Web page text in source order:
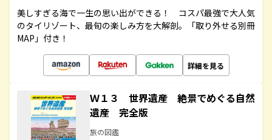
美しすぎる海で一生の思い出ができる！ コスパ最強で大人気
のタイリゾート、最旬の楽しみ方を大解剖。「取り外せる別冊
MAP」付き！
詳細を見る
Ｗ１３ 世界遺産 絶景でめぐる自然
遺産 完全版
旅の図鑑